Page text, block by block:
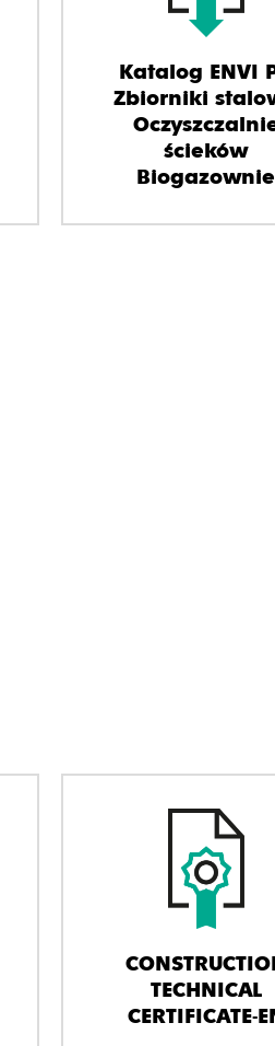
Katalog ENVI
Zbiorniki
ścieków
Biogazownie
TECHNICAL
CERTIFICATE-